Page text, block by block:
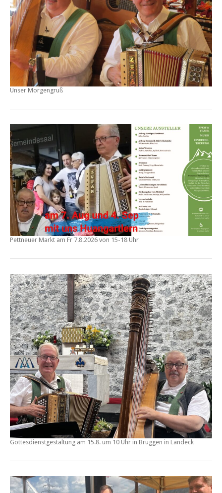
Unser Morgengruß
Pettneuer Markt am Fr 7.8.2026 von 15-18 Uhr
Gottesdienstgestaltung am 15.8. um 10 Uhr in Bruggen in Landeck